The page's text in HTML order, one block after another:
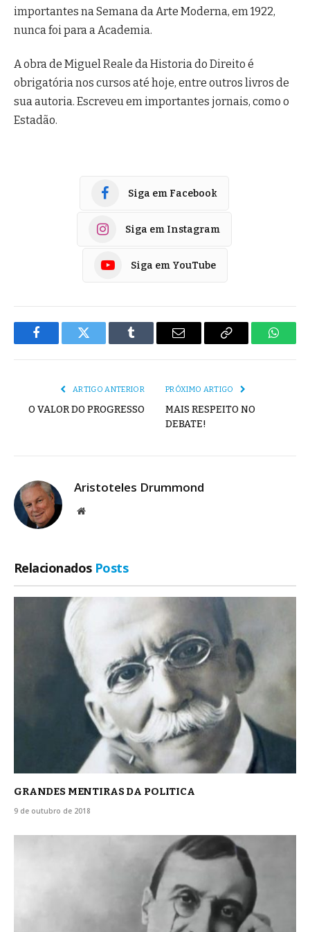
importantes na Semana da Arte Moderna, em 1922,
nunca foi para a Academia.
A obra de Miguel Reale da Historia do Direito é
obrigatória nos cursos até hoje, entre outros livros de
sua autoria. Escreveu em importantes jornais, como o
Estadão.
Siga em Facebook
Siga em Instagram
Siga em YouTube
FacebookTwitter Tumblr
E-
Copiar
ARTIGO ANTERIOR
O VALOR DO PROGRESSO
PRÓXIMO ARTIGO
MAIS RESPEITO NO
DEBATE!
Aristoteles Drummond
Site
Relacionados Posts
GRANDES MENTIRAS DA POLITICA
9 de outubro de 2018